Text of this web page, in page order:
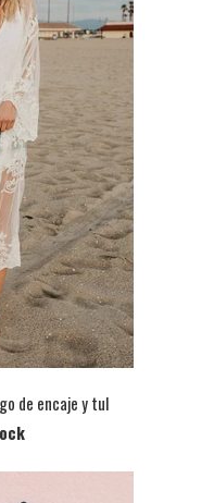
de encaje y tul